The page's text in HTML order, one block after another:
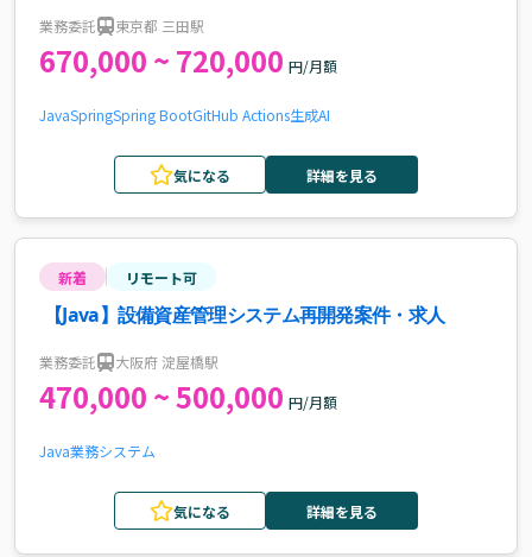
業務委託 東京都 三田駅
670,000 ~ 720,000 円/月額
JavaSpringSpring BootGitHub Actions生成AI
気になる 詳細を見る
新着 リモート可
【Java】設備資産管理システム再開発案件・求人
業務委託 大阪府 淀屋橋駅
470,000 ~ 500,000 円/月額
Java業務システム
気になる 詳細を見る